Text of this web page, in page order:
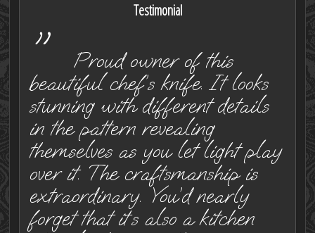
Testimonial
"
Proud owner of this
beautiful chef’s knife. It looks
stunning with different details
in the pattern revealing
themselves as you let light play
over it. The craftsmanship is
extraordinary. You’d nearly
forget that it´s also a kitchen